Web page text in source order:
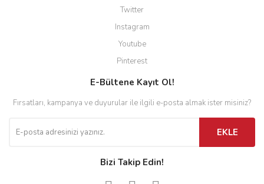
Twitter
Instagram
Youtube
Pinterest
E-Bültene Kayıt Ol!
Fırsatları, kampanya ve duyurular ile ilgili e-posta almak ister misiniz?
EKLE
Bizi Takip Edin!